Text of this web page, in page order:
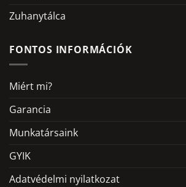
Zuhanytálca
FONTOS INFORMÁCIÓK
Miért mi?
Garancia
Munkatársaink
GYIK
Adatvédelmi nyilatkozat